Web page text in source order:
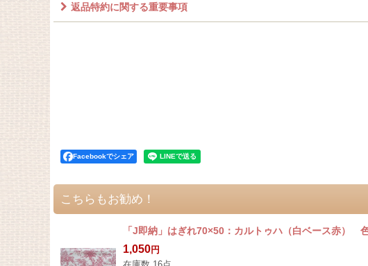
返品特約に関する重要事項
Facebookでシェア
こちらもお勧め！
「J即納」はぎれ70×50：カルトゥハ（白ベース赤）
1,050円